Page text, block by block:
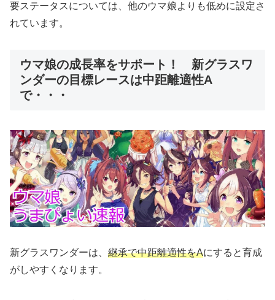
要ステータスについては、他のウマ娘よりも低めに設定さ
れています。
ウマ娘の成長率をサポート！ 新グラスワ
ンダーの目標レースは中距離適性A
で・・・
新グラスワンダーは、 継承で中距離適性をAにすると育成
がしやすくなります。